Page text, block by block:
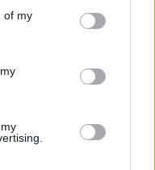
of my
vzkaz
a chatu
15:30
online